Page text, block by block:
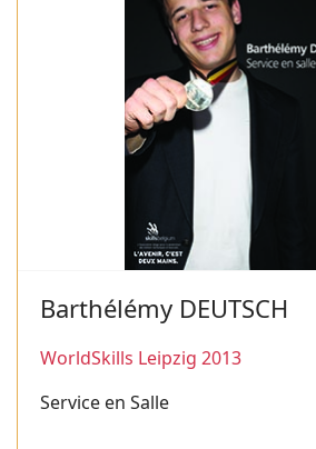
Barthélémy DEUTSCH
WorldSkills Leipzig 2013
Service en Salle